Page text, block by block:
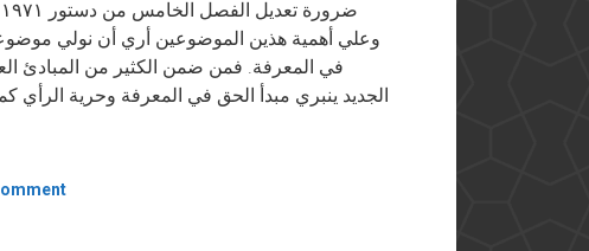
وعلي أهمية هذين الموضوعين أري أن نولي
في المعرفة. فمن ضمن الكثير من المبادئ
الجديد ينبري مبدأ الحق في المعرفة وحرية الرأي